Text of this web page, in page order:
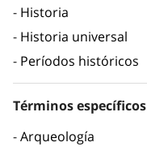
Historia
Historia universal
Períodos históricos
Términos específicos
Arqueología